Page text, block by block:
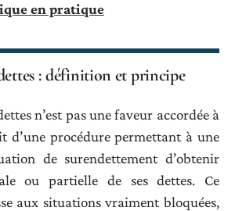
en pratique
: définition et principe
n’est pas une faveur accordée à
d’une procédure permettant à une
de surendettement d’obtenir
ou partielle de ses dettes. Ce
aux situations vraiment bloquées,